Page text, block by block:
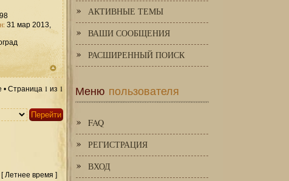
31 мар 2013,
• Страница 1 из 1
Летнее время ]
АКТИВНЫЕ ТЕМЫ
ВАШИ СООБЩЕНИЯ
РАСШИРЕННЫЙ ПОИСК
Меню пользователя
FAQ
РЕГИСТРАЦИЯ
ВХОД